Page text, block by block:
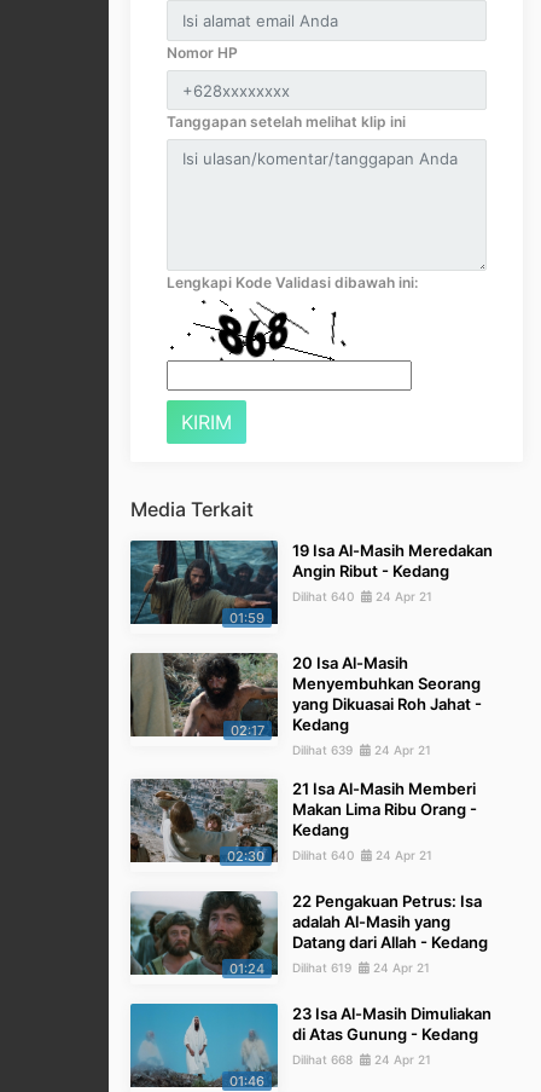
Nomor HP
Tanggapan setelah melihat klip ini
Lengkapi Kode Validasi dibawah ini:
Media Terkait
01:59
19 Isa Al-Masih Meredakan
Angin Ribut - Kedang
Dilihat 640 24 Apr 21
02:17
20 Isa Al-Masih
Menyembuhkan Seorang
yang Dikuasai Roh Jahat -
Kedang
Dilihat 639 24 Apr 21
02:30
21 Isa Al-Masih Memberi
Makan Lima Ribu Orang -
Kedang
Dilihat 640 24 Apr 21
01:24
22 Pengakuan Petrus: Isa
adalah Al-Masih yang
Datang dari Allah - Kedang
Dilihat 619 24 Apr 21
01:46
23 Isa Al-Masih Dimuliakan
di Atas Gunung - Kedang
Dilihat 668 24 Apr 21